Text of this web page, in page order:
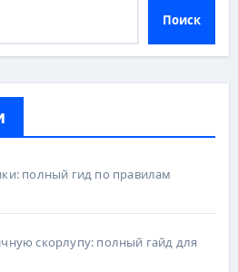
Поиск
полный гид по правилам
скорлупу: полный гайд для